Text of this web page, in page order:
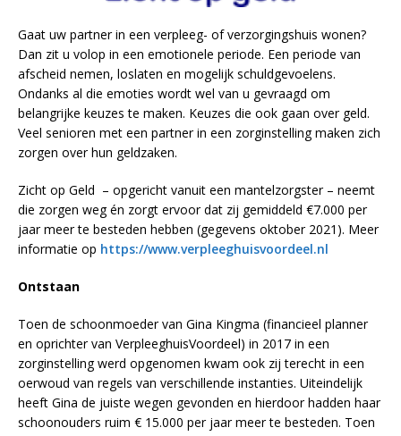
Gaat uw partner in een verpleeg- of verzorgingshuis wonen?
Dan zit u volop in een emotionele periode. Een periode van
afscheid nemen, loslaten en mogelijk schuldgevoelens.
Ondanks al die emoties wordt wel van u gevraagd om
belangrijke keuzes te maken. Keuzes die ook gaan over geld.
Veel senioren met een partner in een zorginstelling maken zich
zorgen over hun geldzaken.
Zicht op Geld – opgericht vanuit een mantelzorgster – neemt
die zorgen weg én zorgt ervoor dat zij gemiddeld €7.000 per
jaar meer te besteden hebben (gegevens oktober 2021). Meer
informatie op https://www.verpleeghuisvoordeel.nl
Ontstaan
Toen de schoonmoeder van Gina Kingma (financieel planner
en oprichter van VerpleeghuisVoordeel) in 2017 in een
zorginstelling werd opgenomen kwam ook zij terecht in een
oerwoud van regels van verschillende instanties. Uiteindelijk
heeft Gina de juiste wegen gevonden en hierdoor hadden haar
schoonouders ruim € 15.000 per jaar meer te besteden. Toen